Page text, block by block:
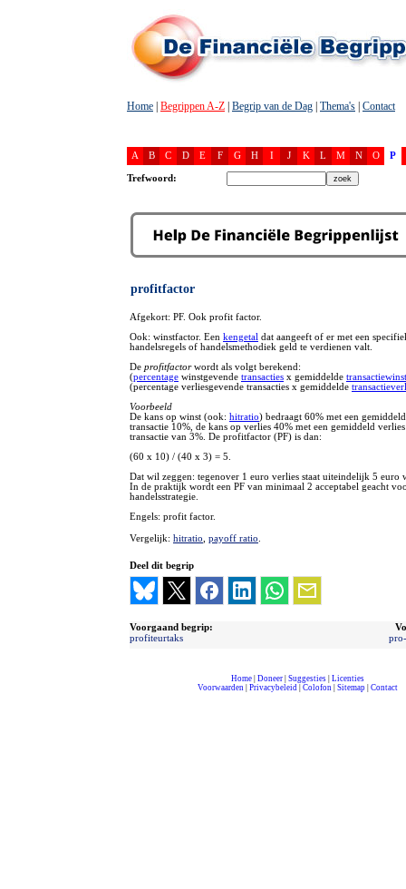
Home Begrippen A-Z Begrip van de Dag Thema's Contact
A B C D E F G H I J K L M N O P
Trefwoord:
profitfactor
Afgekort: PF. Ook profit factor.
Ook: winstfactor. Een kengetal dat aangeeft of er met een
handelsregels of handelsmethodiek geld te verdienen valt.
De profitfactorwordt als volgt berekend:
(percentage winstgevende transacties x gemiddelde transactiewinst
(percentage verliesgevende transacties x gemiddelde
Voorbeeld
De kans op winst (ook: hitratio) bedraagt 60% met een
transactie 10%, de kans op verlies 40% met een gemiddeld
transactie van 3%. De profitfactor (PF) is dan:
(60 x 10) / (40 x 3) = 5.
Dat wil zeggen: tegenover 1 euro verlies staat uiteindelijk 5 euro
In de praktijk wordt een PF van minimaal 2 acceptabel geacht
handelsstrategie.
Engels: profit factor.
Vergelijk: hitratio payoff ratio
Deel dit begrip
Voorgaand begrip:
profiteurtaks
Home| Doneer| Suggesties| Licenties
Voorwaarden| Privacybeleid| Colofon| Sitemap| Contact